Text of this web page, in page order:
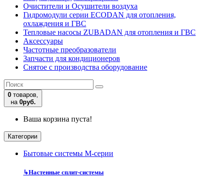
Очистители и Осушители воздуха
Гидромодули серии ECODAN для отопления,
охлаждения и ГВС
Тепловые насосы ZUBADAN для отопления и ГВС
Аксесcуары
Частотные преобразователи
Запчасти для кондиционеров
Снятое с производства оборудование
0 товаров,
на 0руб.
Ваша корзина пуста!
Категории
Бытовые системы M-серии
↳Настенные сплит-системы